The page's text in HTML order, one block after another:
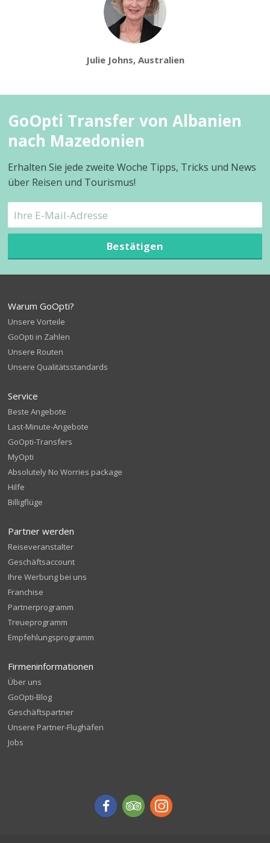
Julie Johns, Australien
GoOpti Transfer von Albanien
nach Mazedonien
Erhalten Sie jede zweite Woche Tipps, Tricks und News
über Reisen und Tourismus!
Bestätigen
Warum GoOpti?
Unsere Vorteile
GoOpti in Zahlen
Unsere Routen
Unsere Qualitätsstandards
Service
Beste Angebote
Last-Minute-Angebote
GoOpti-Transfers
MyOpti
Absolutely No Worries package
Hilfe
Billigflüge
Partner werden
Reiseveranstalter
Geschäftsaccount
Ihre Werbung bei uns
Franchise
Partnerprogramm
Treueprogramm
Empfehlungsprogramm
Firmeninformationen
Über uns
GoOpti-Blog
Geschäftspartner
Unsere Partner-Flughäfen
Jobs